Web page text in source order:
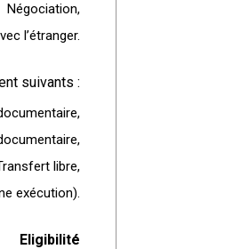
Négociation,
l’étranger.
suivants :
libre,
exécution).
Eligibilité